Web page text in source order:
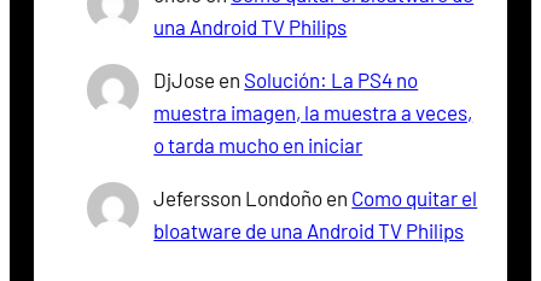
una Android TV Philips
DjJose en Solución: La PS4 no
muestra imagen, la muestra a veces,
o tarda mucho en iniciar
Jefersson Londoño en Como quitar el
bloatware de una Android TV Philips